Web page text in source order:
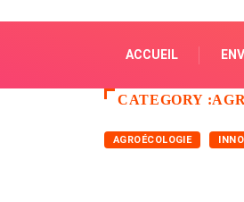
ACCUEIL
CATEGORY
AGROÉCOLOGIE